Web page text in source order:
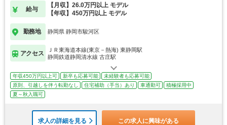
給与
【月収】26.0万円以上 モデル
【年収】450万円以上 モデル
勤務地 静岡県 静岡市駿河区
アクセス
ＪＲ東海道本線(東京－熱海) 東静岡駅
静岡鉄道静岡清水線 古庄駅
年収450万円以上可 新卒も応募可能
未経験者も応募可能
原則、引越しを伴う転勤なし
住宅補助（手当）あり 車通勤可
積極採用中
夏～秋入職可
求人の詳細を見る この求人に興味がある